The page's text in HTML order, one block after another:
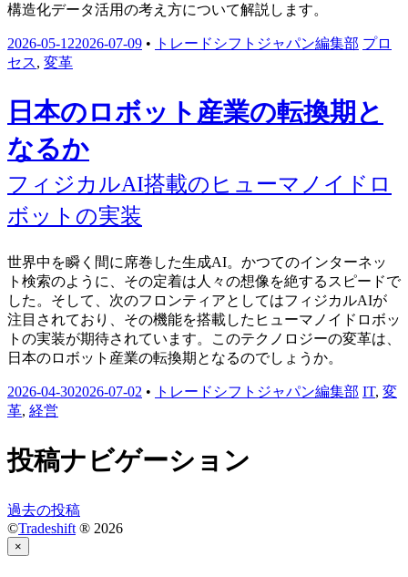
構造化データ活用の考え方について解説します。
2026-05-122026-07-09 • トレードシフトジャパン編集部 プロ
セス, 変革
日本のロボット産業の転換期と
なるか
フィジカルAI搭載のヒューマノイドロ
ボットの実装
世界中を瞬く間に席巻した生成AI。かつてのインターネッ
ト検索のように、その定着は人々の想像を絶するスピードで
した。そして、次のフロンティアとしてはフィジカルAIが
注目されており、その機能を搭載したヒューマノイドロボッ
トの実装が期待されています。このテクノロジーの変革は、
日本のロボット産業の転換期となるのでしょうか。
2026-04-302026-07-02 • トレードシフトジャパン編集部 IT, 変
革, 経営
投稿ナビゲーション
過去の投稿
©Tradeshift ® 2026
×